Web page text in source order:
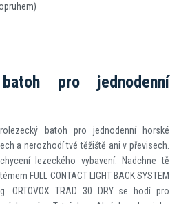
pro jednodenní
batoh pro jednodenní horské
a nerozhodí tvé těžiště ani v převisech.
lezeckého vybavení. Nadchne tě
FULL CONTACT LIGHT BACK SYSTEM
ORTOVOX TRAD 30 DRY se hodí pro